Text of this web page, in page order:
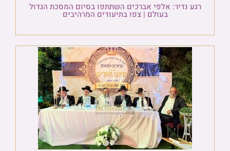
רגע נדיר: אלפי אברכים השתתפו בסיום המסכת הגדול
בעולם | צפו בתיעודים המרהיבים